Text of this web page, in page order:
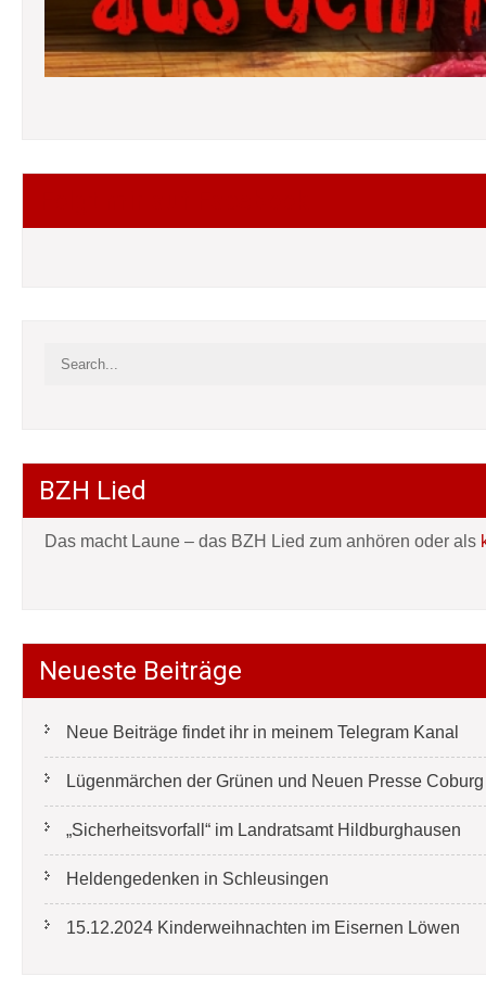
BZH Lied
Das macht Laune – das BZH Lied zum anhören oder als
Neueste Beiträge
Neue Beiträge findet ihr in meinem Telegram Kanal
Lügenmärchen der Grünen und Neuen Presse
„Sicherheitsvorfall“ im Landratsamt Hildburghausen
Heldengedenken in Schleusingen
15.12.2024 Kinderweihnachten im Eisernen Löwen